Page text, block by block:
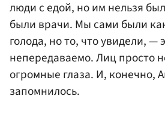
люди с едой, но им нельзя
были врачи. Мы сами были
голода, но то, что увидели, —
непередаваемо. Лиц просто
огромные глаза. И, конечно,
запомнилось.